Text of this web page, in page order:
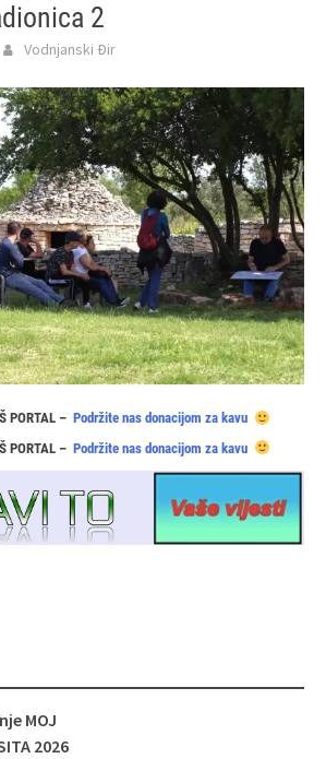
2
Vodnjanski Đir
PORTAL – Podržite nas donacijom za kavu
PORTAL – Podržite nas donacijom za kavu
MOJ
2026